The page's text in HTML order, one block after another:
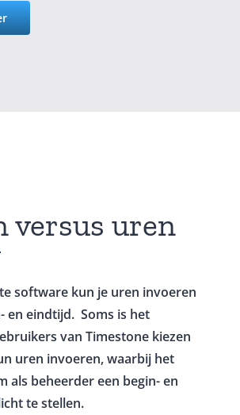
versus uren
software kun je uren invoeren
en eindtijd. Soms is het
van Timestone kiezen
uren invoeren, waarbij het
als beheerder een begin- en
te stellen.